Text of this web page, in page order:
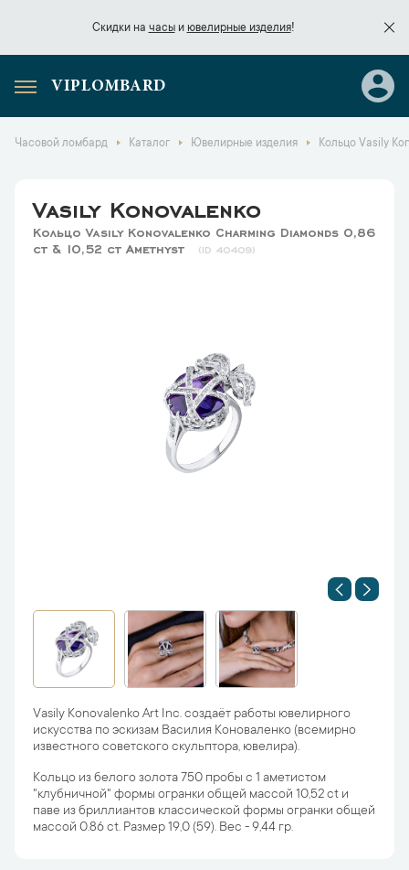
Скидки на часыи ювелирные изделия!
Скидки начасы
VIPLOMBARD
Часовой ломбард Каталог Ювелирные изделия Кольцо Vasily
Vasily Konovalenko
Кольцо Vasily Konovalenko Charming Diamonds 0,86
ct & 10,52 ct Amethyst
40409
Vasily Konovalenko Art Inc. создаёт работы ювелирного
искусства по эскизам Василия Коноваленко (всемирно
известного советского скульптора, ювелира).
Кольцо из белого золота 750 пробы с 1 аметистом
"клубничной" формы огранки общей массой 10,52 ct и
паве из бриллиантов классической формы огранки общей
массой 0.86 ct. Размер 19,0 (59). Вес - 9,44 гр.